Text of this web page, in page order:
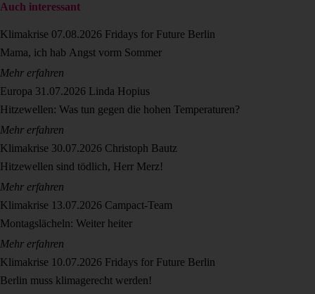
Auch interessant
Klimakrise 07.08.2026 Fridays for Future Berlin
Mama, ich hab Angst vorm Sommer
Mehr erfahren
Europa 31.07.2026 Linda Hopius
Hitzewellen: Was tun gegen die hohen Temperaturen?
Mehr erfahren
Klimakrise 30.07.2026 Christoph Bautz
Hitzewellen sind tödlich, Herr Merz!
Mehr erfahren
Klimakrise 13.07.2026 Campact-Team
Montagslächeln: Weiter heiter
Mehr erfahren
Klimakrise 10.07.2026 Fridays for Future Berlin
Berlin muss klimagerecht werden!